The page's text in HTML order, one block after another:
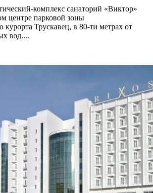
комплекс санаторий «Виктор»
центре парковой зоны
курорта Трускавец, в 80-ти метрах от
вод....